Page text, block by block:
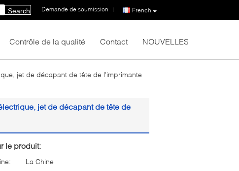
French
Demande de soumission |
Search
Contrôle de la qualité Contact NOUVELLES
jet de décapant de tête de l'imprimante
jet de décapant de tête de
le produit:
La Chine